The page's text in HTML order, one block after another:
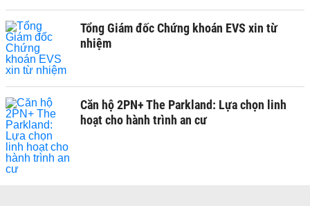
Tổng Giám đốc Chứng khoán EVS xin từ
nhiệm
Căn hộ 2PN+ The Parkland: Lựa chọn linh
hoạt cho hành trình an cư